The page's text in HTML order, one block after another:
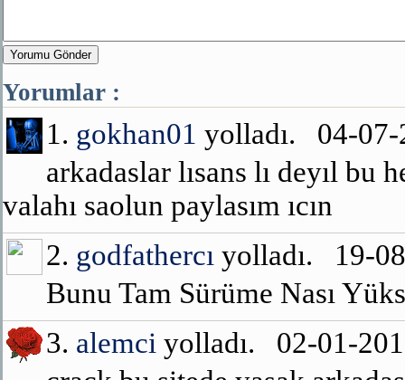
Yorumu Gönder
Yorumlar :
1. gokhan01 yolladı. 04-
arkadaslar lısans lı deyıl bu
valahı saolun paylasım ıcın
2. godfathercı yolladı. 19-
Bunu Tam Sürüme Nası
3. alemci yolladı. 02-01-